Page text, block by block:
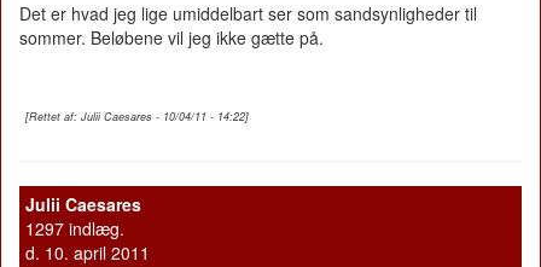
Det er hvad jeg lige umiddelbart ser som sandsynligheder til
sommer. Beløbene vil jeg ikke gætte på.
[Rettet af: Julii Caesares - 10/04/11 - 14:22]
Julii Caesares
1297 indlæg.
d. 10. april 2011